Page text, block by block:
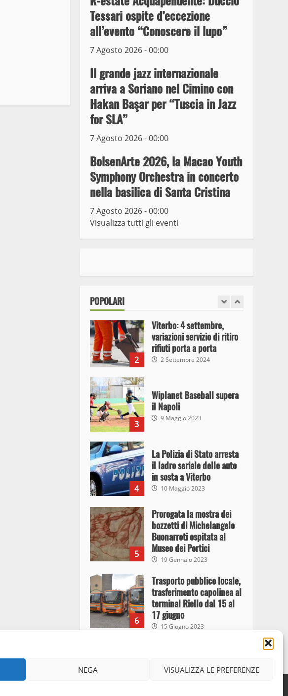
NEGA VISUALIZZA LE PREFERENZE
Tessari ospite d’eccezione
all’evento “Conoscere il lupo”
7 Agosto 2026 - 00:00
Il grande jazz internazionale
arriva a Soriano nel Cimino con
Hakan Başar per “Tuscia in Jazz
for SLA”
7 Agosto 2026 - 00:00
BolsenArte 2026, la Macao Youth
Symphony Orchestra in concerto
nella basilica di Santa Cristina
7 Agosto 2026 - 00:00
Visualizza tutti gli eventi
POPOLARI
4
il ladro seriale delle auto
in sosta a Viterbo
10 Maggio 2023
5
Prorogata la mostra dei
bozzetti di Michelangelo
Buonarroti ospitata al
Museo dei Portici
19 Gennaio 2023
6
trasferimento capolinea al
17 giugno
15 Giugno 2023
7
Giochi Sportivi
Studenteschi di Atletica a
Viterbo
10 Maggio 2023
fini di spaccio di sostanze
2
Viterbo: 4 settembre,
variazioni servizio di ritiro
rifiuti porta a porta
2 Settembre 2024
3
Wiplanet Baseball supera
il Napoli
9 Maggio 2023
4
La Polizia di Stato arresta
il ladro seriale delle auto
in sosta a Viterbo
10 Maggio 2023
5
Prorogata la mostra dei
bozzetti di Michelangelo
Buonarroti ospitata al
Museo dei Portici
19 Gennaio 2023
6
Trasporto pubblico locale,
trasferimento capolinea al
terminal Riello dal 15 al
17 giugno
15 Giugno 2023
Viterbo